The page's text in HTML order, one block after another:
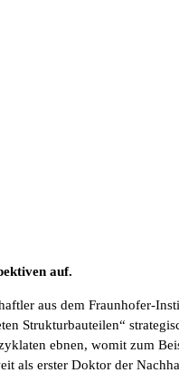
auf.
aus dem Fraunhofer-
Strukturbauteilen“
ebnen, womit zum
als erster Doktor der